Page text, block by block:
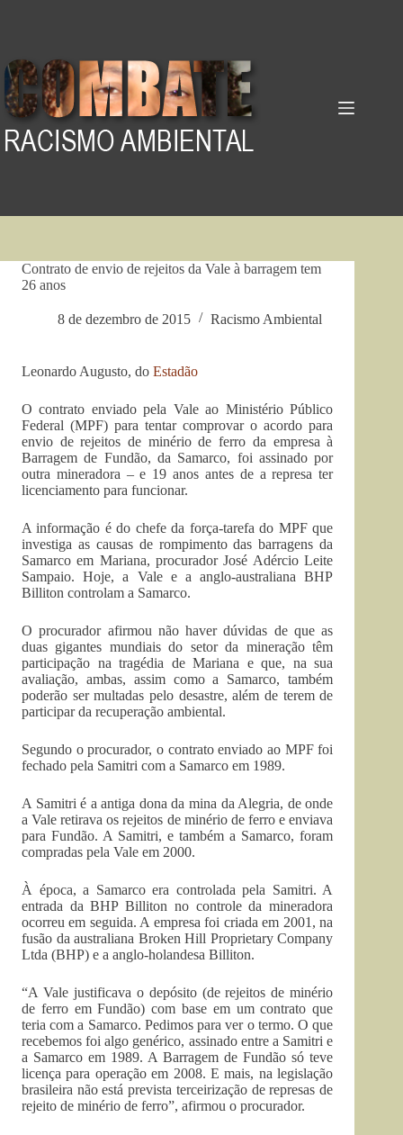
Contrato de envio de rejeitos da Vale à barragem tem
26 anos
8 de dezembro de 2015 Racismo Ambiental
Leonardo Augusto, do Estadão
O contrato enviado pela Vale ao Ministério Público
Federal (MPF) para tentar comprovar o acordo para
envio de rejeitos de minério de ferro da empresa à
Barragem de Fundão, da Samarco, foi assinado por
outra mineradora – e 19 anos antes de a represa ter
licenciamento para funcionar.
A informação é do chefe da força-tarefa do MPF que
investiga as causas de rompimento das barragens da
Samarco em Mariana, procurador José Adércio Leite
Sampaio. Hoje, a Vale e a anglo-australiana BHP
Billiton controlam a Samarco.
O procurador afirmou não haver dúvidas de que as
duas gigantes mundiais do setor da mineração têm
participação na tragédia de Mariana e que, na sua
avaliação, ambas, assim como a Samarco, também
poderão ser multadas pelo desastre, além de terem de
participar da recuperação ambiental.
Segundo o procurador, o contrato enviado ao MPF foi
fechado pela Samitri com a Samarco em 1989.
A Samitri é a antiga dona da mina da Alegria, de onde
a Vale retirava os rejeitos de minério de ferro e enviava
para Fundão. A Samitri, e também a Samarco, foram
compradas pela Vale em 2000.
À época, a Samarco era controlada pela Samitri. A
entrada da BHP Billiton no controle da mineradora
ocorreu em seguida. A empresa foi criada em 2001, na
fusão da australiana Broken Hill Proprietary Company
Ltda (BHP) e a anglo-holandesa Billiton.
“A Vale justificava o depósito (de rejeitos de minério
de ferro em Fundão) com base em um contrato que
teria com a Samarco. Pedimos para ver o termo. O que
recebemos foi algo genérico, assinado entre a Samitri e
a Samarco em 1989. A Barragem de Fundão só teve
licença para operação em 2008. E mais, na legislação
brasileira não está prevista terceirização de represas de
rejeito de minério de ferro”, afirmou o procurador.